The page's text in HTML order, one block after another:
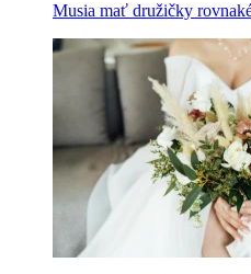
Musia mať družičky